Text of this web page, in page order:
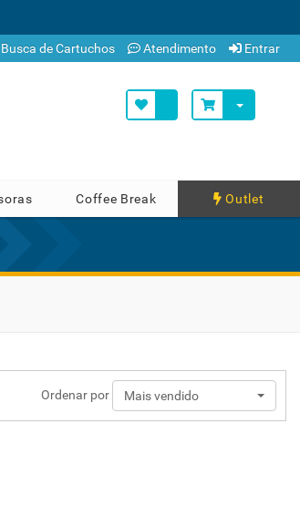
Busca de Cartuchos Atendimento Entrar
Coffee Break Outlet
Ordenar por Mais vendido